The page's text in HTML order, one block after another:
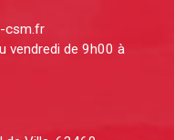
csm.fr
vendredi de 9h00 à